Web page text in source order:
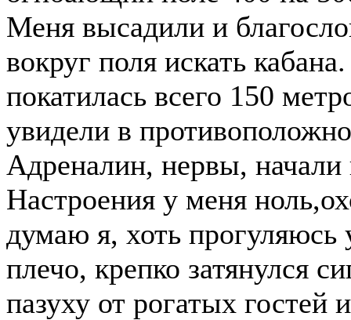
Меня высадили и
вокруг поля искать
покатилась всего 150
увидели в
Адреналин, нервы,
Настроения у меня
думаю я, хоть прогуляюсь
плечо, крепко затянулся
пазуху от рогатых гостей